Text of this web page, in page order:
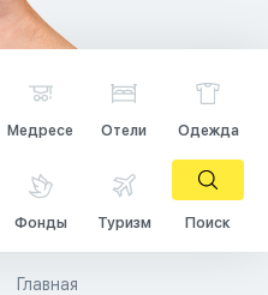
Медресе Отели Одежда
Фонды Туризм Поиск
Главная